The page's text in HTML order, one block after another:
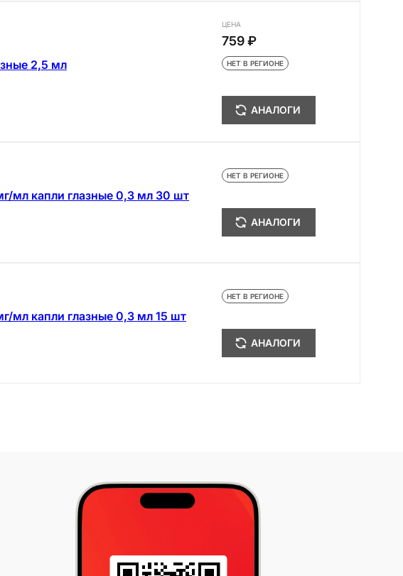
2,5 мл
ЦЕНА
759 ₽
НЕТ В РЕГИОНЕ
АНАЛОГИ
мл капли глазные 0,3 мл 30 шт
НЕТ В РЕГИОНЕ
АНАЛОГИ
мл капли глазные 0,3 мл 15 шт
НЕТ В РЕГИОНЕ
АНАЛОГИ